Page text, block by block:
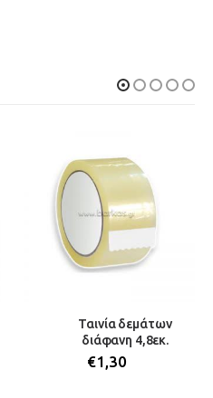
Ταινία δεμάτων
διάφανη 4,8εκ.
€1,30